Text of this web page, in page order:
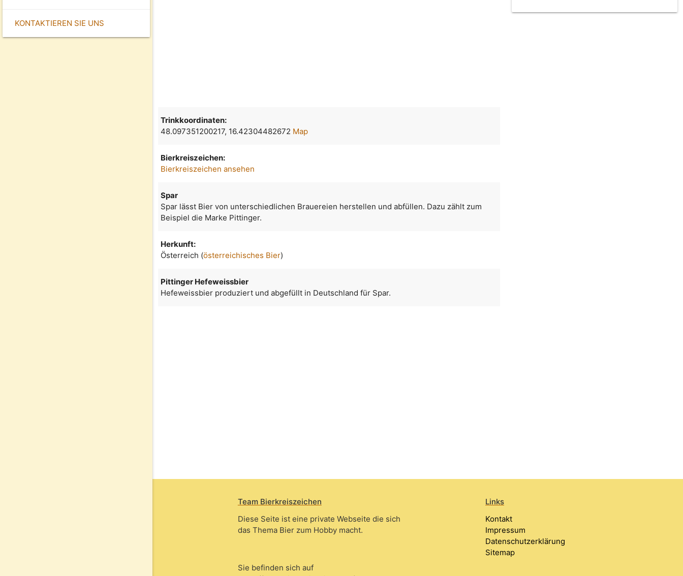
KONTAKTIEREN SIE UNS
Trinkkoordinaten:
48.097351200217, 16.42304482672 Map
Bierkreiszeichen:
Bierkreiszeichen ansehen
Spar
Spar lässt Bier von unterschiedlichen Brauereien herstellen und abfüllen. Dazu zählt zum
Beispiel die Marke Pittinger.
Herkunft:
Österreich (österreichisches Bier)
Pittinger Hefeweissbier
Hefeweissbier produziert und abgefüllt in Deutschland für Spar.
Team Bierkreiszeichen
Diese Seite ist eine private Webseite die sich
das Thema Bier zum Hobby macht.
Sie befinden sich auf
Links
Kontakt
Impressum
Datenschutzerklärung
Sitemap